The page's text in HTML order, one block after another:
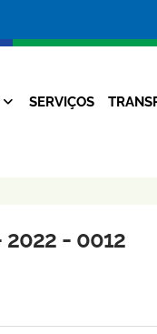
SERVIÇOS
2022 - 0012